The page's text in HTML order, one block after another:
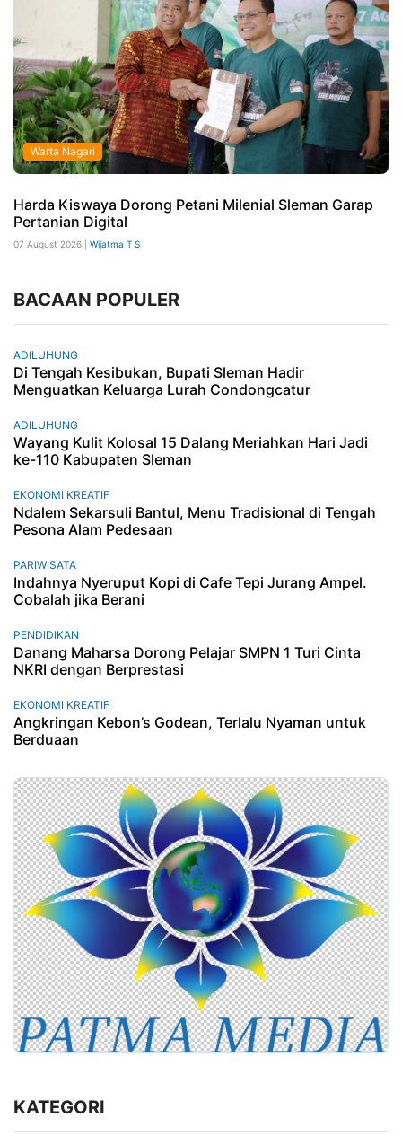
Warta Nagari
Harda Kiswaya Dorong Petani Milenial Sleman Garap
Pertanian Digital
07 August 2026 | Wijatma T S
BACAAN POPULER
ADILUHUNG
Di Tengah Kesibukan, Bupati Sleman Hadir
Menguatkan Keluarga Lurah Condongcatur
ADILUHUNG
Wayang Kulit Kolosal 15 Dalang Meriahkan Hari Jadi
ke-110 Kabupaten Sleman
EKONOMI KREATIF
Ndalem Sekarsuli Bantul, Menu Tradisional di Tengah
Pesona Alam Pedesaan
PARIWISATA
Indahnya Nyeruput Kopi di Cafe Tepi Jurang Ampel.
Cobalah jika Berani
PENDIDIKAN
Danang Maharsa Dorong Pelajar SMPN 1 Turi Cinta
NKRI dengan Berprestasi
EKONOMI KREATIF
Angkringan Kebon’s Godean, Terlalu Nyaman untuk
Berduaan
KATEGORI